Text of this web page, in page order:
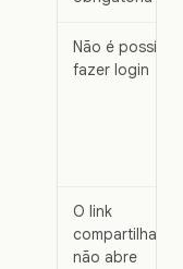
Não é possível
fazer login
O link
compartilhado
não abre